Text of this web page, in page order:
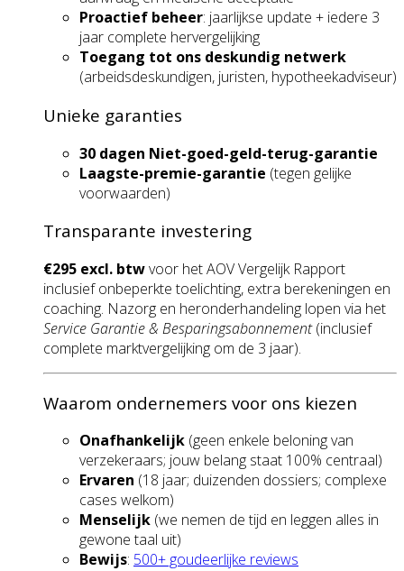
Proactief beheer: jaarlijkse update + iedere 3
jaar complete hervergelijking
Toegang tot ons deskundig netwerk
(arbeidsdeskundigen, juristen, hypotheekadviseur)
Unieke garanties
30 dagen Niet-goed-geld-terug-garantie
Laagste-premie-garantie (tegen gelijke
voorwaarden)
Transparante investering
€295 excl. btwvoor het AOV Vergelijk Rapport
inclusief onbeperkte toelichting, extra berekeningen en
coaching. Nazorg en heronderhandeling lopen via het
Service Garantie & Besparingsabonnement(inclusief
complete marktvergelijking om de 3 jaar).
Waarom ondernemers voor ons kiezen
Onafhankelijk (geen enkele beloning van
verzekeraars; jouw belang staat 100% centraal)
Ervaren (18 jaar; duizenden dossiers; complexe
cases welkom)
Menselijk (we nemen de tijd en leggen alles in
gewone taal uit)
Bewijs: 500+ goudeerlijke reviews